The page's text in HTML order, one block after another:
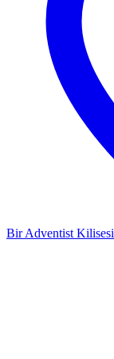
Bir Adventist